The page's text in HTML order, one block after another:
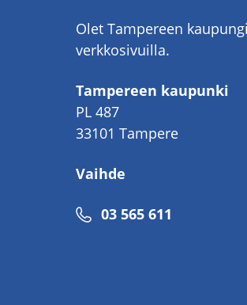
Olet Tampereen
verkkosivuilla.
Tampereen kaupunki
PL 487
33101 Tampere
Vaihde
Puhelinnumero
03 565 611